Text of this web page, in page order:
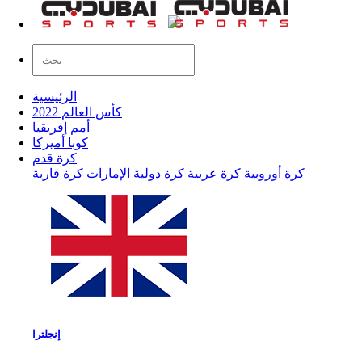
الرئيسية
كأس العالم 2022
أمم إفريقيا
كوبا أميركا
كرة قدم
كرة أوروبية كرة عربية كرة دولية الإمارات كرة قارية
إنجلترا